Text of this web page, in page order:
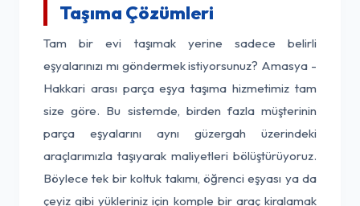
Taşıma Çözümleri
Tam bir evi taşımak yerine sadece belirli
eşyalarınızı mı göndermek istiyorsunuz? Amasya -
Hakkari arası parça eşya taşıma hizmetimiz tam
size göre. Bu sistemde, birden fazla müşterinin
parça eşyalarını aynı güzergah üzerindeki
araçlarımızla taşıyarak maliyetleri bölüştürüyoruz.
Böylece tek bir koltuk takımı, öğrenci eşyası ya da
çeyiz gibi yükleriniz için komple bir araç kiralamak